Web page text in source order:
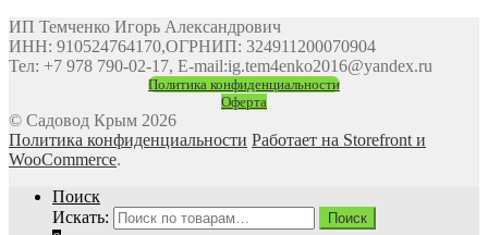
ИП Темченко Игорь Александрович
ИНН: 910524764170,ОГРНИП: 324911200070904
Тел: +7 978 790-02-17, E-mail:ig.tem4enko2016@yandex.ru
Политика конфиденциальности
Оферта
© Садовод Крым 2026
Политика конфиденциальности Работает на Storefront и
WooCommerce.
Поиск
Искать:
Поиск